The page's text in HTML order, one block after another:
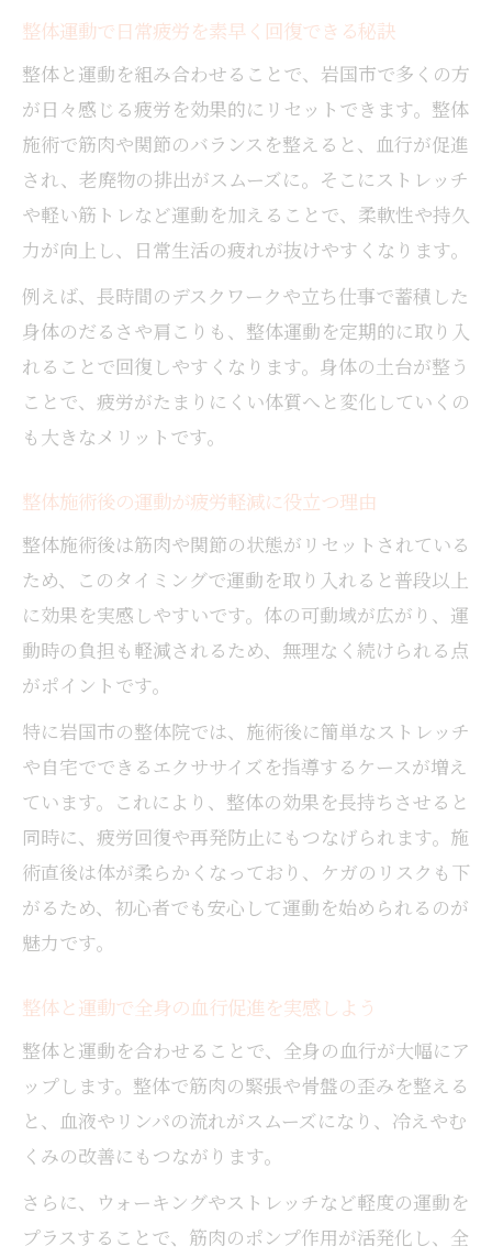
整体運動で日常疲労を素早く回復できる秘訣
整体と運動を組み合わせることで、岩国市で多くの方
が日々感じる疲労を効果的にリセットできます。整体
施術で筋肉や関節のバランスを整えると、血行が促進
され、老廃物の排出がスムーズに。そこにストレッチ
や軽い筋トレなど運動を加えることで、柔軟性や持久
力が向上し、日常生活の疲れが抜けやすくなります。
例えば、長時間のデスクワークや立ち仕事で蓄積した
身体のだるさや肩こりも、整体運動を定期的に取り入
れることで回復しやすくなります。身体の土台が整う
ことで、疲労がたまりにくい体質へと変化していくの
も大きなメリットです。
整体施術後の運動が疲労軽減に役立つ理由
整体施術後は筋肉や関節の状態がリセットされている
ため、このタイミングで運動を取り入れると普段以上
に効果を実感しやすいです。体の可動域が広がり、運
動時の負担も軽減されるため、無理なく続けられる点
がポイントです。
特に岩国市の整体院では、施術後に簡単なストレッチ
や自宅でできるエクササイズを指導するケースが増え
ています。これにより、整体の効果を長持ちさせると
同時に、疲労回復や再発防止にもつなげられます。施
術直後は体が柔らかくなっており、ケガのリスクも下
がるため、初心者でも安心して運動を始められるのが
魅力です。
整体と運動で全身の血行促進を実感しよう
整体と運動を合わせることで、全身の血行が大幅にア
ップします。整体で筋肉の緊張や骨盤の歪みを整える
と、血液やリンパの流れがスムーズになり、冷えやむ
くみの改善にもつながります。
さらに、ウォーキングやストレッチなど軽度の運動を
プラスすることで、筋肉のポンプ作用が活発化し、全